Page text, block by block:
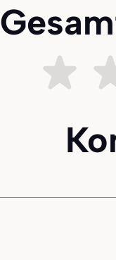
Sehr